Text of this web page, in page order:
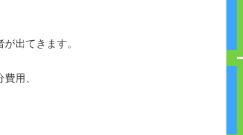
出てきます。
用、